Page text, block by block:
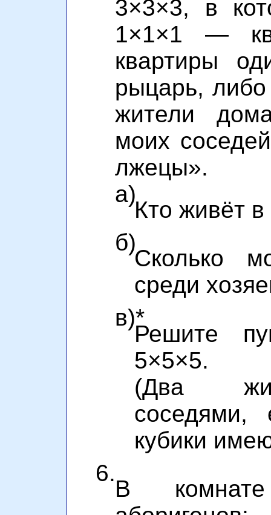
3×3×3, в
1×1×1 —
квартиры
рыцарь,
жители
моих
лжецы».
а)
Кто живёт в
б)
Сколько
среди
в)*
Решите
5×5×5.
(Два
соседями,
кубики
6.
В